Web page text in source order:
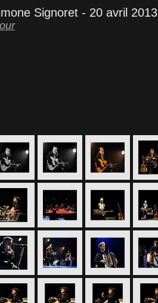
Signoret - 20 avril 2013